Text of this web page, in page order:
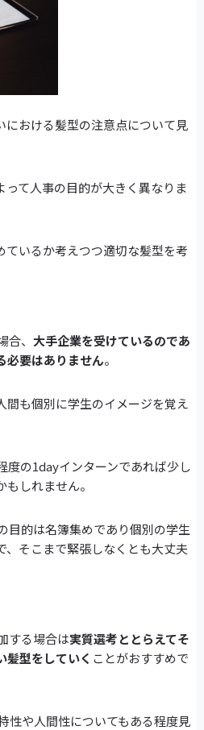
における髪型の注意点について見
て人事の目的が大きく異なりま
ているか考えつつ適切な髪型を考
、 大手企業を受けているのであ
必要はありません。
間も個別に学生のイメージを覚え
度の1dayインターンであれば少し
しれません。
目的は名簿集めであり個別の学生
、そこまで緊張しなくとも大丈夫
する場合は実質選考ととらえてそ
髪型をしていく ことがおすすめで
性や人間性についてもある程度見